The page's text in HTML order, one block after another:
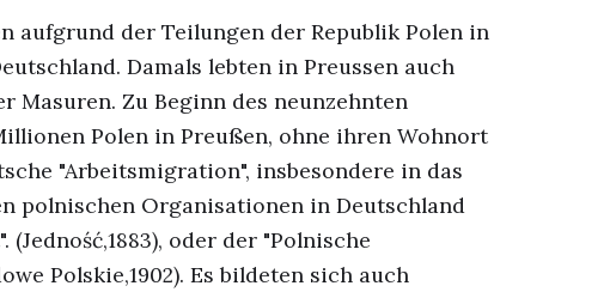
aufgrund der Teilungen der Republik Polen in
Damals lebten in Preussen auch
Masuren. Zu Beginn des neunzehnten
Polen in Preußen, ohne ihren Wohnort
"Arbeitsmigration", insbesondere in das
polnischen Organisationen in Deutschland
oder der "Polnische
Polskie,1902). Es bildeten sich auch